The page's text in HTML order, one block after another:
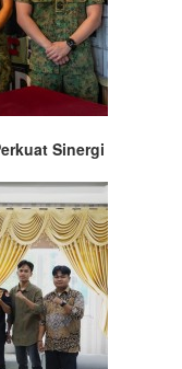
Sinergi